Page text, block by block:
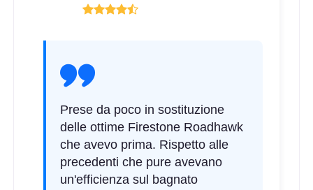
Prese da poco in sostituzione
delle ottime Firestone Roadhawk
che avevo prima. Rispetto alle
precedenti che pure avevano
un'efficienza sul bagnato